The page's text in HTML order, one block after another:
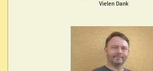
Vielen Dank